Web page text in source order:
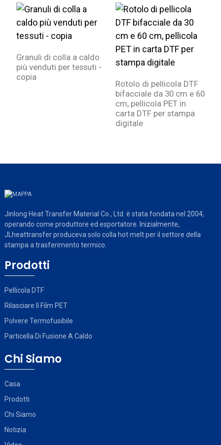
Granuli di colla a caldo
più venduti per tessuti -
copia
Rotolo di pellicola DTF
bifacciale da 30 cm e 60
cm, pellicola PET in
carta DTF per stampa
digitale
Jinlong Heat Transfer Material Co., Ltd. è stata fondata nel 2004,
operando come produttore ed esportatore. Inizialmente,
JLheattransfer produceva solo colla hot melt per il settore della
stampa a trasferimento termico.
Prodotti
Pellicola DTF
Rilasciare Il Film PET
Polvere Termofusibile
Particella Di Fusione A Caldo
Chi Siamo
Casa
Prodotti
Chi Siamo
Notizia